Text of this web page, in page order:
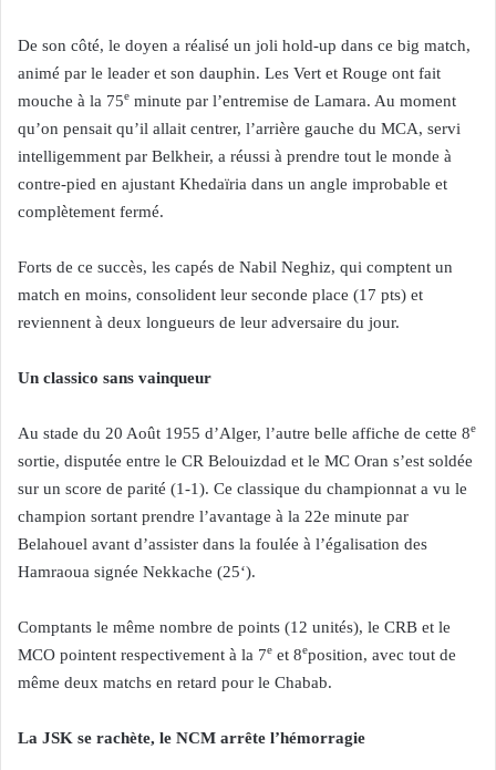
De son côté, le doyen a réalisé un joli hold-up dans ce big match,
animé par le leader et son dauphin. Les Vert et Rouge ont fait
mouche à la 75e minute par l’entremise de Lamara. Au moment
qu’on pensait qu’il allait centrer, l’arrière gauche du MCA, servi
intelligemment par Belkheir, a réussi à prendre tout le monde à
contre-pied en ajustant Khedaïria dans un angle improbable et
complètement fermé.
Forts de ce succès, les capés de Nabil Neghiz, qui comptent un
match en moins, consolident leur seconde place (17 pts) et
reviennent à deux longueurs de leur adversaire du jour.
Un classico sans vainqueur
Au stade du 20 Août 1955 d’Alger, l’autre belle affiche de cette 8e
sortie, disputée entre le CR Belouizdad et le MC Oran s’est soldée
sur un score de parité (1-1). Ce classique du championnat a vu le
champion sortant prendre l’avantage à la 22e minute par
Belahouel avant d’assister dans la foulée à l’égalisation des
Hamraoua signée Nekkache (25‘).
Comptants le même nombre de points (12 unités), le CRB et le
MCO pointent respectivement à la 7e et 8eposition, avec tout de
même deux matchs en retard pour le Chabab.
La JSK se rachète, le NCM arrête l’hémorragie